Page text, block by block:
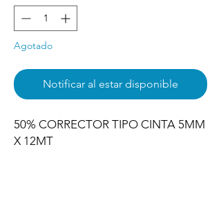
Agotado
Notificar al estar disponible
50% CORRECTOR TIPO CINTA 5MM
X 12MT